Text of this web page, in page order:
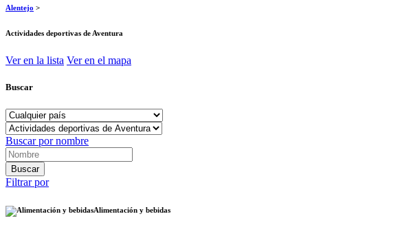
Alentejo >
Actividades deportivas de Aventura
Ver en la lista Ver en el mapa
Buscar
Buscar por nombre
Filtrar por
Alimentación y bebidas